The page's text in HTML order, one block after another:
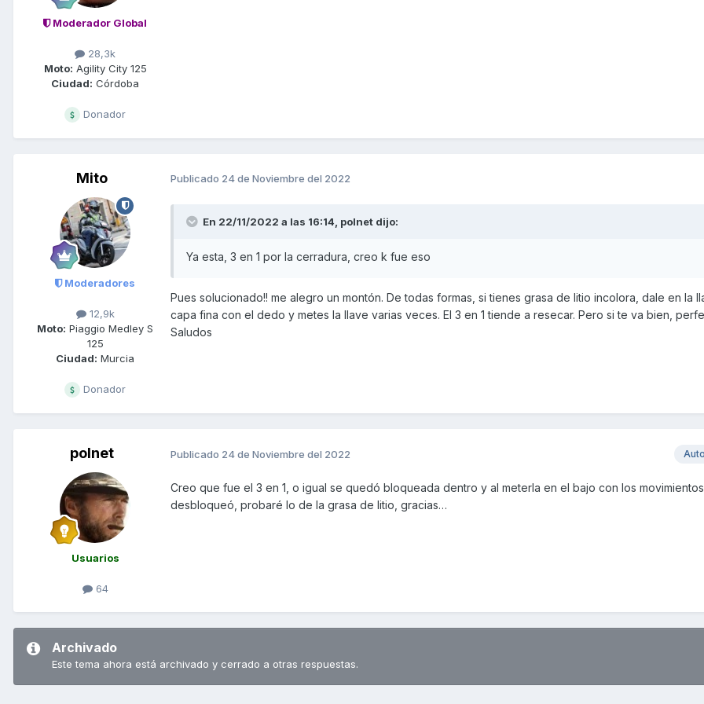
Moderador Global
28,3k
Moto: Agility City 125
Ciudad: Córdoba
Donador
Mito
Moderadores
12,9k
Moto: Piaggio Medley S
125
Ciudad: Murcia
Donador
Publicado 24 de Noviembre del 2022
En 22/11/2022 a las 16:14, polnet dijo:
Ya esta, 3 en 1 por la cerradura, creo k fue eso
Pues solucionado!! me alegro un montón. De todas formas, si tienes grasa de litio incolora, dale en la
capa fina con el dedo y metes la llave varias veces. El 3 en 1 tiende a resecar. Pero si te va bien,
Saludos
polnet
Usuarios
64
Publicado 24 de Noviembre del 2022
Creo que fue el 3 en 1, o igual se quedó bloqueada dentro y al meterla en el bajo con los
desbloqueó, probaré lo de la grasa de litio, gracias…
Archivado
Este tema ahora está archivado y cerrado a otras respuestas.